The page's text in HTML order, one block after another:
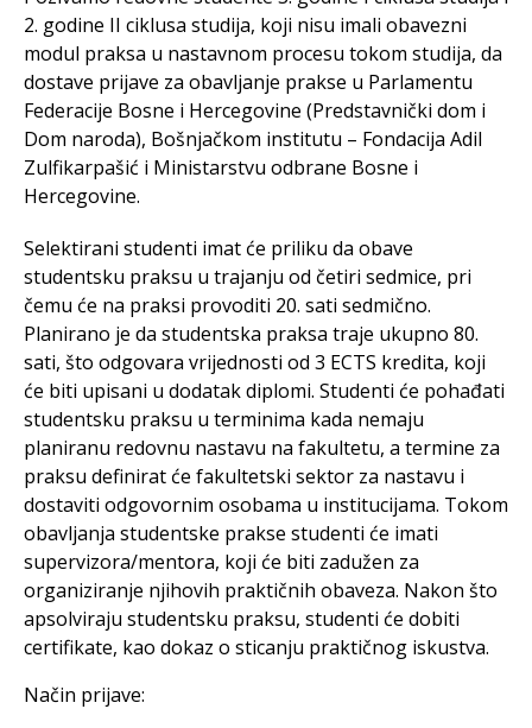
2. godine II ciklusa studija, koji nisu imali obavezni
modul praksa u nastavnom procesu tokom studija, da
dostave prijave za obavljanje prakse u Parlamentu
Federacije Bosne i Hercegovine (Predstavnički dom i
Dom naroda), Bošnjačkom institutu – Fondacija Adil
Zulfikarpašić i Ministarstvu odbrane Bosne i
Hercegovine.
Selektirani studenti imat će priliku da obave
studentsku praksu u trajanju od četiri sedmice, pri
čemu će na praksi provoditi 20. sati sedmično.
Planirano je da studentska praksa traje ukupno 80.
sati, što odgovara vrijednosti od 3 ECTS kredita, koji
će biti upisani u dodatak diplomi. Studenti će pohađati
studentsku praksu u terminima kada nemaju
planiranu redovnu nastavu na fakultetu, a termine za
praksu definirat će fakultetski sektor za nastavu i
dostaviti odgovornim osobama u institucijama. Tokom
obavljanja studentske prakse studenti će imati
supervizora/mentora, koji će biti zadužen za
organiziranje njihovih praktičnih obaveza. Nakon što
apsolviraju studentsku praksu, studenti će dobiti
certifikate, kao dokaz o sticanju praktičnog iskustva.
Način prijave: